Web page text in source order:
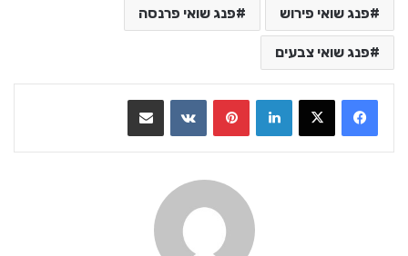
פנג שואי פירוש פנג שואי פרנסה
פנג שואי צבעים
LinkedIn
VKontakte